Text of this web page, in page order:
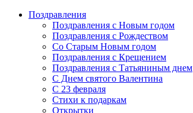
Поздравления
Поздравления с Новым годом
Поздравления с Рождеством
Со Старым Новым годом
Поздравления с Крещением
Поздравления с Татьяниным днем
С Днем святого Валентина
C 23 февраля
Стихи к подаркам
Открытки